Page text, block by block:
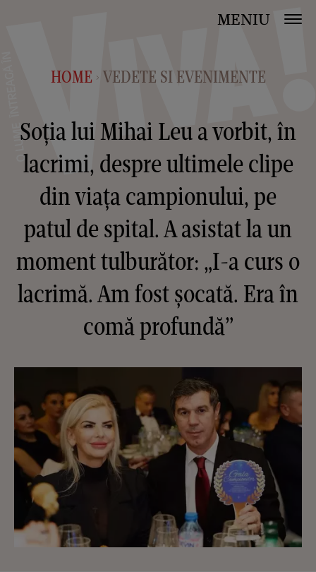
MENIU
HOME > VEDETE SI EVENIMENTE
Soția lui Mihai Leu a vorbit, în
lacrimi, despre ultimele clipe
din viața campionului, pe
patul de spital. A asistat la un
moment tulburător: „I-a curs o
lacrimă. Am fost șocată. Era în
comă profundă”